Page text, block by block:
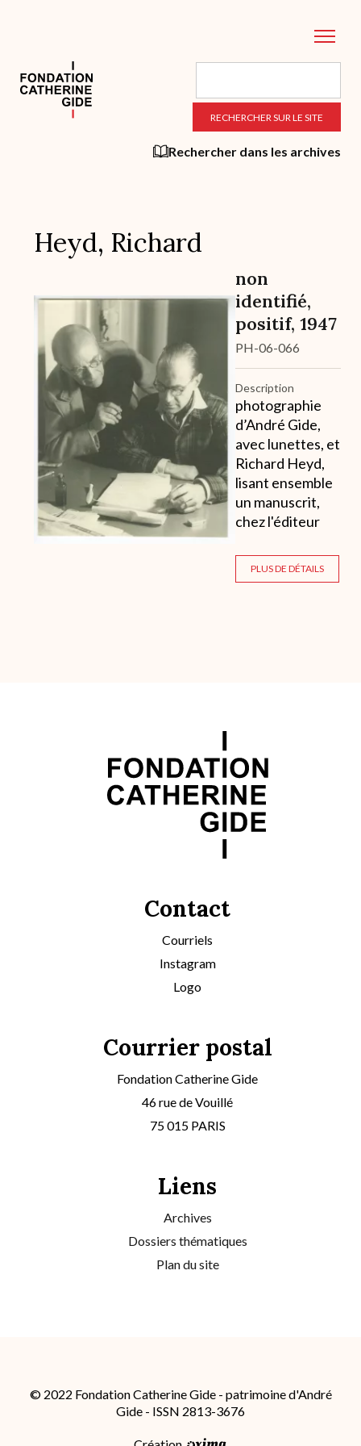
principal
Rechercher dans les archives
Heyd, Richard
Archive
non
identifié,
positif, 1947
PH-06-066
Description
photographie
d’André Gide,
avec lunettes, et
Richard Heyd,
lisant ensemble
un manuscrit,
chez l'éditeur
PLUS DE DÉTAILS
Contact
Courriels
Instagram
Logo
Courrier postal
Fondation Catherine Gide
46 rue de Vouillé
75 015 PARIS
Liens
Archives
Dossiers thématiques
Plan du site
© 2022 Fondation Catherine Gide - patrimoine d'André
Gide - ISSN 2813-3676